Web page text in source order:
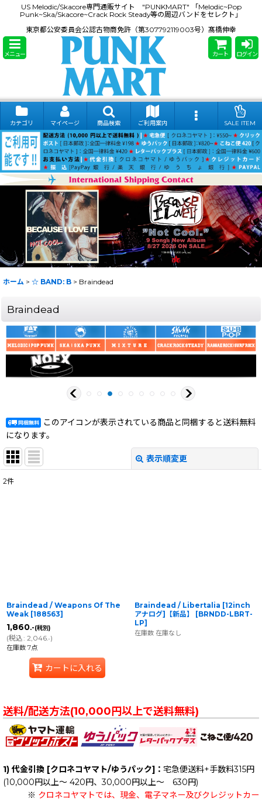
US Melodic/Skacore専門通販サイト "PUNKMART" 「Melodic~Pop
Punk~Ska/Skacore~Crack Rock Steady等の周辺バンドをセレクト」
東京都公安委員会公認古物商免許（第307792119003号）髙橋伸幸
メニュー カート ログイン
カテゴリ マイページ 商品検索 ご利用案内 SALE ITEM
ホーム > ☆ BAND: B > Braindead
Braindead
このアイコンが表示されている商品と同梱すると送料無料
になります。
表示順変更
2件
Braindead / Weapons Of The
Weak [188563]
1,860.-(税別)
(税込: 2,046.-)
在庫数 7点
カートに入れる
Braindead / Libertalia [12inch
アナログ]【新品】
[BRNDD-LBRT-
LP]
在庫数 在庫なし
送料/配送方法(10,000円以上で送料無料)
1) 代金引換 [クロネコヤマト/ゆうパック]： 宅急便送料+手数料315円
(10,000円以上～ 420円、30,000円以上～ 630円)
※ クロネコヤマトでは、現金、電子マネー及びクレジットカー